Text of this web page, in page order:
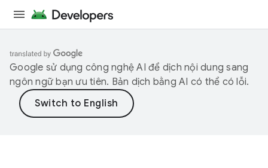
Google sử dụng công nghệ AI để dịch nội dung sang
ngôn ngữ bạn ưu tiên. Bản dịch bằng AI có thể có lỗi.